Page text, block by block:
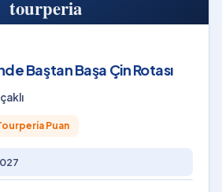
Baştan Başa Çin Rotası
Puan